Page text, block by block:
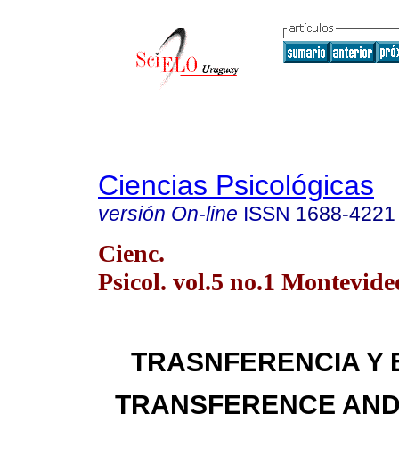
Ciencias Psicológicas
versión On-line ISSN 1688-4221
Cienc.
Psicol. vol.5 no.1
TRASNFERENCIA Y
TRANSFERENCE